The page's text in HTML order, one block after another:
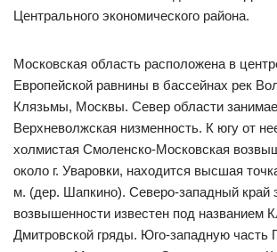
Центрального экономического района.
Московская область расположена в
Европейской равнины в бассейнах рек
Клязьмы, Москвы. Север области
Верхневолжская низменность. К югу от
холмистая Смоленско-Московская
около г. Уваровки, находится высшая
м. (дер. Шапкино). Северо-западный край
возвышенности известен под названием
Дмитровской гряды. Юго-западную часть